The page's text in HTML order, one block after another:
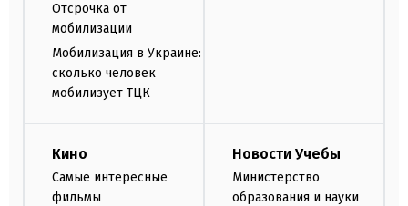
Отсрочка от
мобилизации
Мобилизация в Украине:
сколько человек
мобилизует ТЦК
Кино
Самые интересные
фильмы
Новости Учебы
Министерство
образования и науки